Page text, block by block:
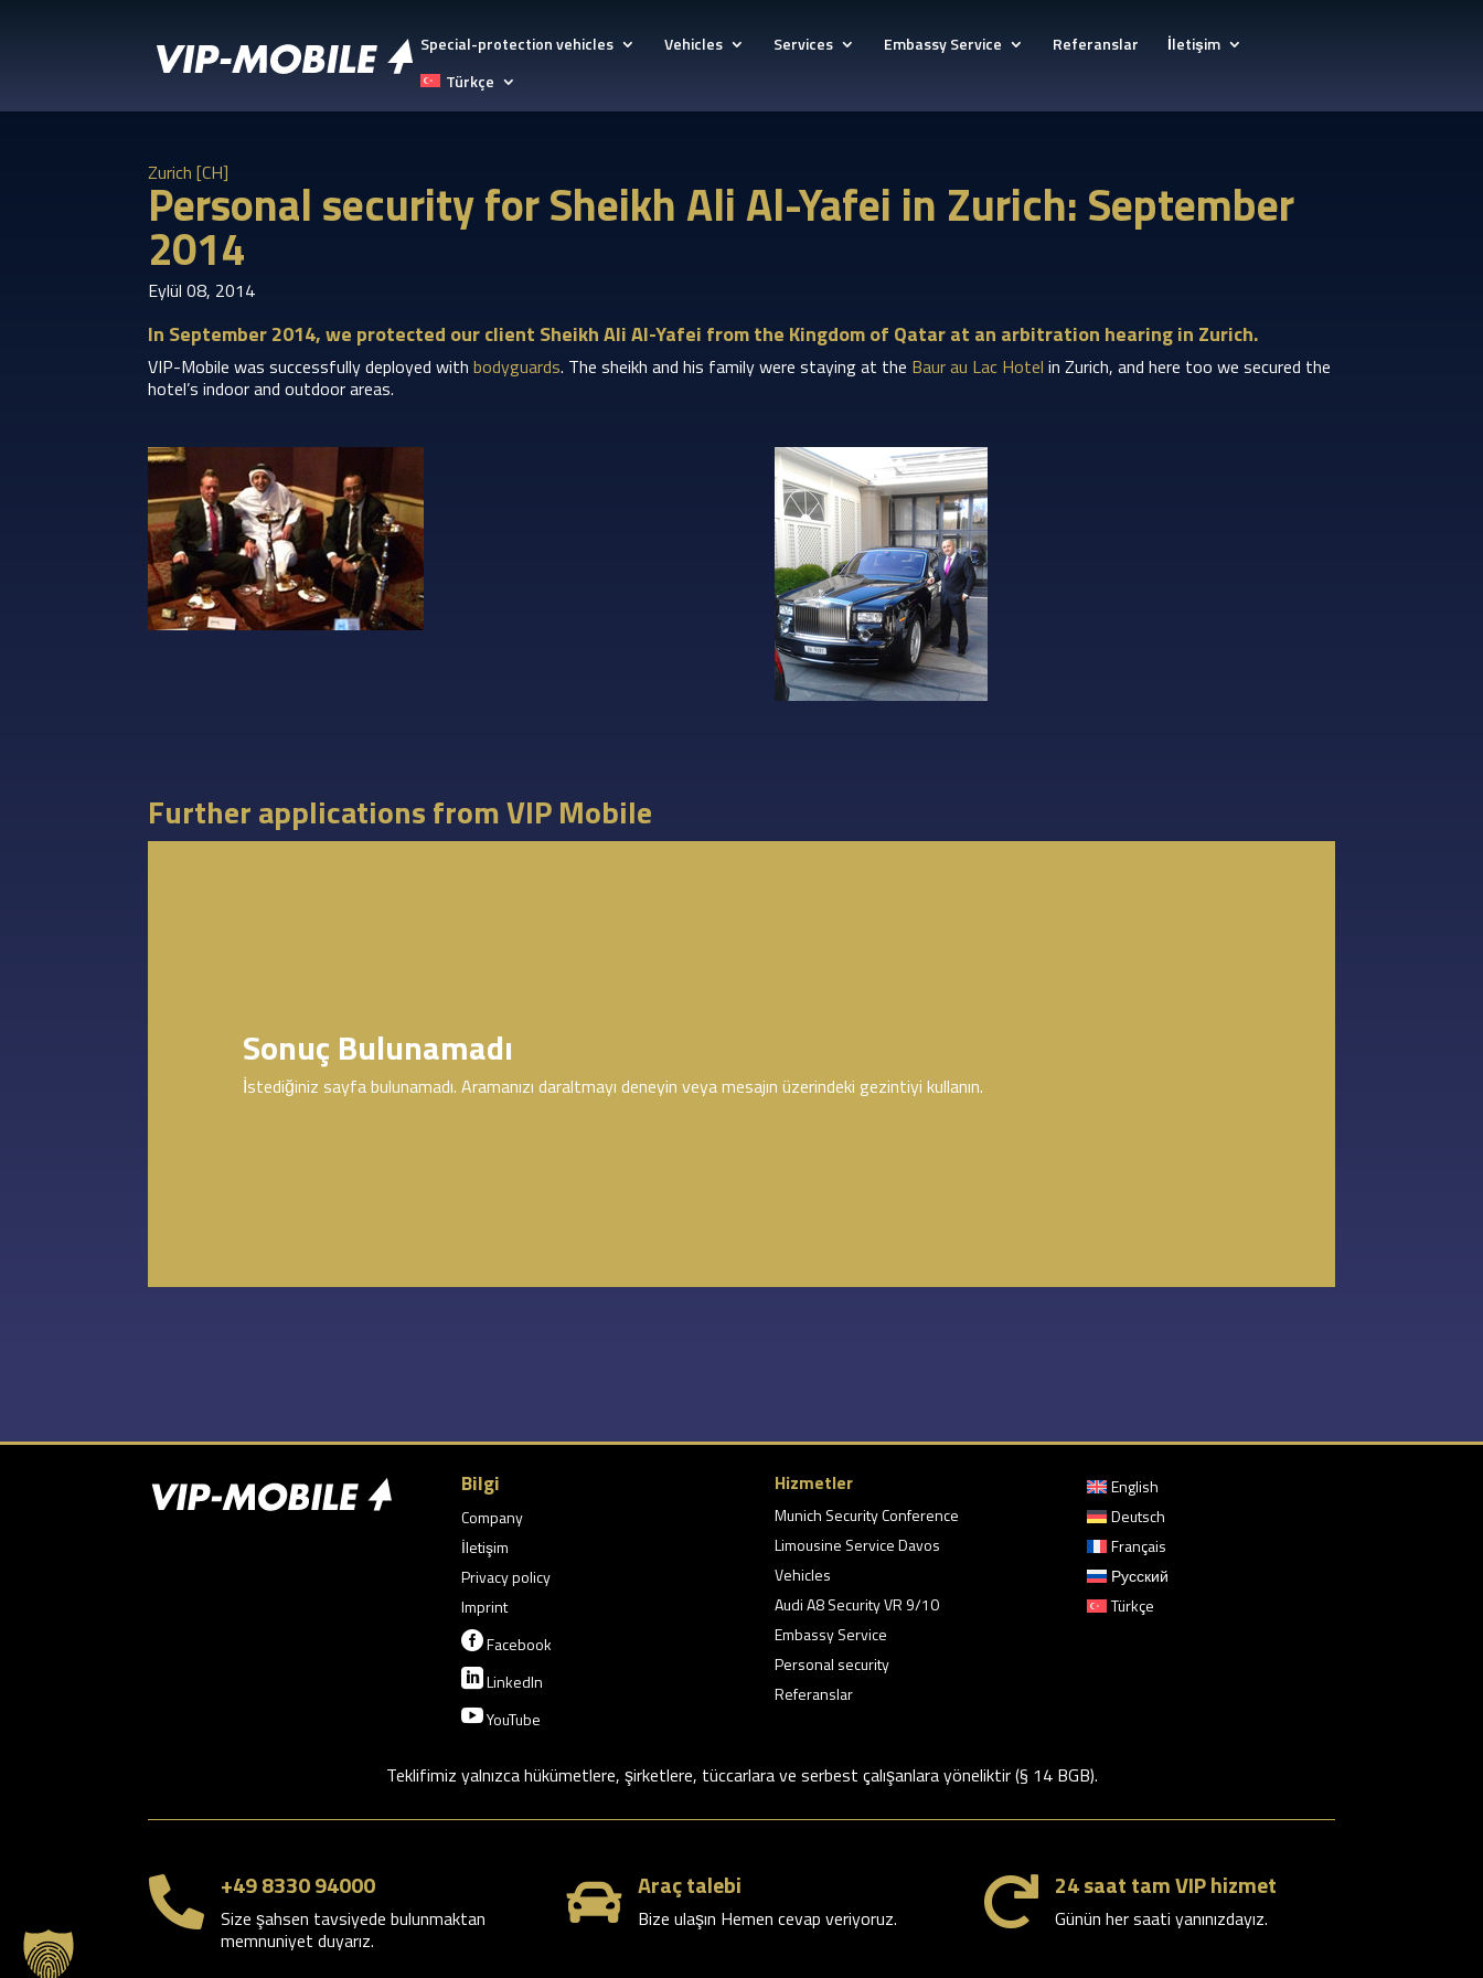
Special-protection vehicles Vehicles Services Embassy Service Referanslar
İletişim
Türkçe
Zurich [CH]
Personal security for Sheikh Ali Al-Yafei in Zurich: September
2014
Eylül 08, 2014
In September 2014, we protected our client Sheikh Ali Al-Yafei from the Kingdom of Qatar at an arbitration hearing in Zurich.
VIP-Mobile was successfully deployed withbodyguards. The sheikh and his family were staying at the Baur au Lac Hotel in Zurich, and here too we secured the
hotel’s indoor and outdoor areas.
Further applications from VIP Mobile
Sonuç Bulunamadı
İstediğiniz sayfa bulunamadı. Aramanızı daraltmayı deneyin veya mesajın üzerindeki gezintiyi kullanın.
Bilgi
Company
İletişim
Privacy policy
Imprint
Facebook
LinkedIn
YouTube
Hizmetler
Munich Security Conference
Limousine Service Davos
Vehicles
Audi A8 Security VR 9/10
Embassy Service
Personal security
Referanslar
English
Deutsch
Français
Русский
Türkçe
Teklifimiz yalnızca hükümetlere, şirketlere, tüccarlara ve serbest çalışanlara yöneliktir (§ 14 BGB).
 +49 8330 94000
Size şahsen tavsiyede bulunmaktan
memnuniyet duyarız.
 Araç talebi
Bize ulaşın Hemen cevap veriyoruz.  24 saat tam VIP hizmet
Günün her saati yanınızdayız.